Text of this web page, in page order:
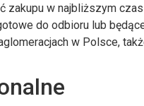
zakupu w najbliższym
do odbioru lub
w Polsce,